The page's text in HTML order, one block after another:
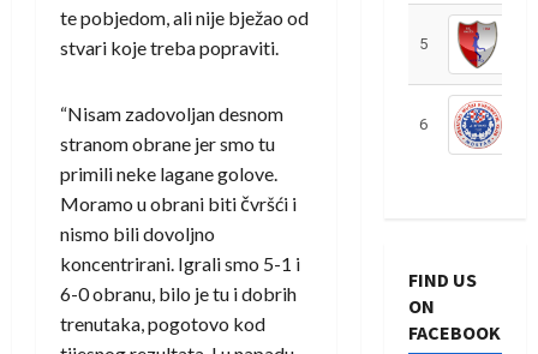
te pobjedom, ali nije bježao od
stvari koje treba popraviti.
“Nisam zadovoljan desnom
stranom obrane jer smo tu
primili neke lagane golove.
Moramo u obrani biti čvršći i
nismo bili dovoljno
koncentrirani. Igrali smo 5-1 i
6-0 obranu, bilo je tu i dobrih
trenutaka, pogotovo kod
5
6
FIND US
ON
FACEBOOK